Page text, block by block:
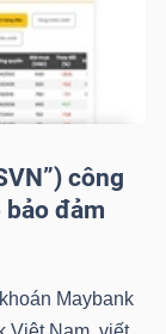
công
đảm
Maybank